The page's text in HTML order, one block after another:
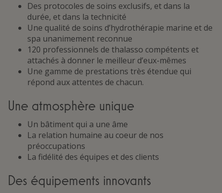
Des protocoles de soins exclusifs, et dans la
durée, et dans la technicité
Une qualité de soins d’hydrothérapie marine et de
spa unanimement reconnue
120 professionnels de thalasso compétents et
attachés à donner le meilleur d’eux-mêmes
Une gamme de prestations très étendue qui
répond aux attentes de chacun.
Une atmosphère unique
Un bâtiment qui a une âme
La relation humaine au coeur de nos
préoccupations
La fidélité des équipes et des clients
Des équipements innovants